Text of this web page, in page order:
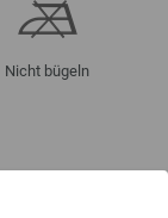
Nicht bügeln